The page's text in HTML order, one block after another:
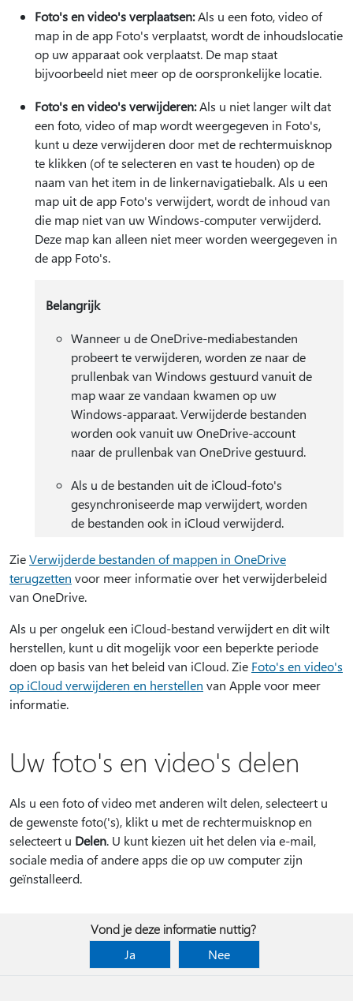
Foto's en video's verplaatsen:Als u een foto, video of
map in de app Foto's verplaatst, wordt de inhoudslocatie
op uw apparaat ook verplaatst. De map staat
bijvoorbeeld niet meer op de oorspronkelijke locatie.
Foto's en video's verwijderen:Als u niet langer wilt dat
een foto, video of map wordt weergegeven in Foto's,
kunt u deze verwijderen door met de rechtermuisknop
te klikken (of te selecteren en vast te houden) op de
naam van het item in de linkernavigatiebalk. Als u een
map uit de app Foto's verwijdert, wordt de inhoud van
die map niet van uw Windows-computer verwijderd.
Deze map kan alleen niet meer worden weergegeven in
de app Foto's.
Belangrijk
Wanneer u de OneDrive-mediabestanden
probeert te verwijderen, worden ze naar de
prullenbak van Windows gestuurd vanuit de
map waar ze vandaan kwamen op uw
Windows-apparaat. Verwijderde bestanden
worden ook vanuit uw OneDrive-account
naar de prullenbak van OneDrive gestuurd.
Als u de bestanden uit de iCloud-foto's
gesynchroniseerde map verwijdert, worden
de bestanden ook in iCloud verwijderd.
ZieVerwijderde bestanden of mappen in OneDrive
terugzetten voor meer informatie over het verwijderbeleid
van OneDrive.
Als u per ongeluk een iCloud-bestand verwijdert en dit wilt
herstellen, kunt u dit mogelijk voor een beperkte periode
doen op basis van het beleid van iCloud. Zie Foto's en video's
op iCloud verwijderen en herstellen van Apple voor meer
informatie.
Uw foto's en video's delen
Als u een foto of video met anderen wilt delen, selecteert u
de gewenste foto('s), klikt u met de rechtermuisknop en
selecteert u Delen. U kunt kiezen uit het delen via e-mail,
sociale media of andere apps die op uw computer zijn
geïnstalleerd.
Vond je deze informatie nuttig?
Ja
Nee